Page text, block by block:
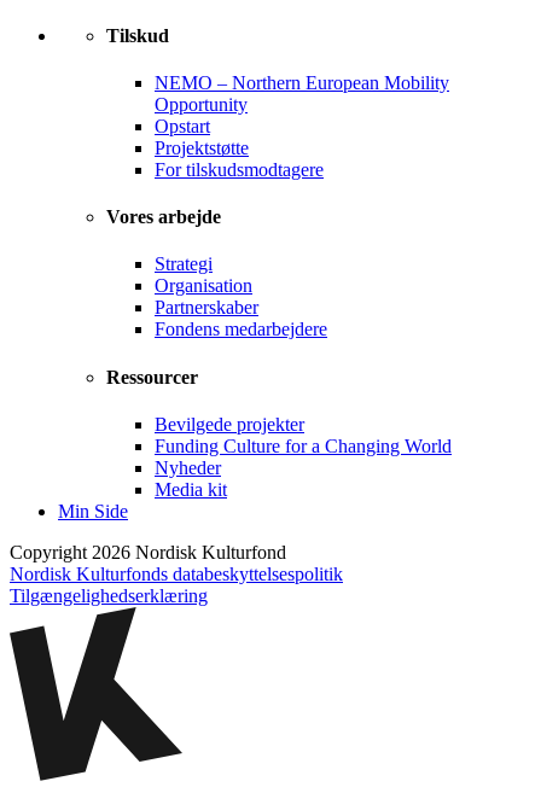
Tilskud
NEMO – Northern European Mobility
Opportunity
Opstart
Projektstøtte
For tilskudsmodtagere
Vores arbejde
Strategi
Organisation
Partnerskaber
Fondens medarbejdere
Ressourcer
Bevilgede projekter
Funding Culture for a Changing World
Nyheder
Media kit
Min Side
Copyright 2026 Nordisk Kulturfond
Nordisk Kulturfonds databeskyttelsespolitik
Tilgængelighedserklæring